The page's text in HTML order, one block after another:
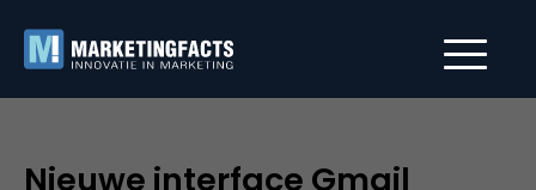
Nieuwe interface Gmail